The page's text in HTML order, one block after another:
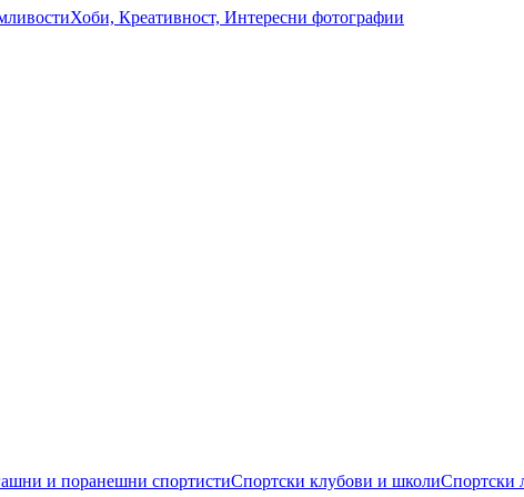
Хоби, Креативност, Интересни фотографии
и поранешни спортистиСпортски клубови и школиСпортски